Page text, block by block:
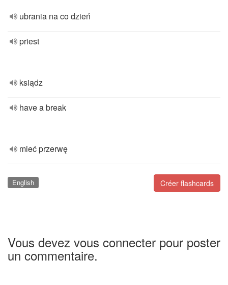
ubrania na co dzień
priest
ksiądz
have a break
mieć przerwę
Créer flashcards
English
Vous devez vous connecter pour poster
un commentaire.